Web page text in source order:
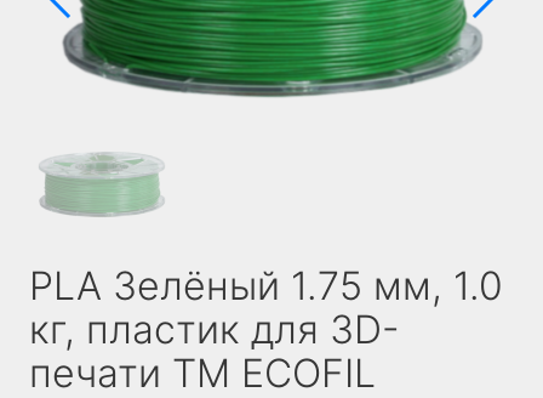
PLA Зелёный 1.75 мм, 1.0
кг, пластик для 3D-
печати TM ECOFIL